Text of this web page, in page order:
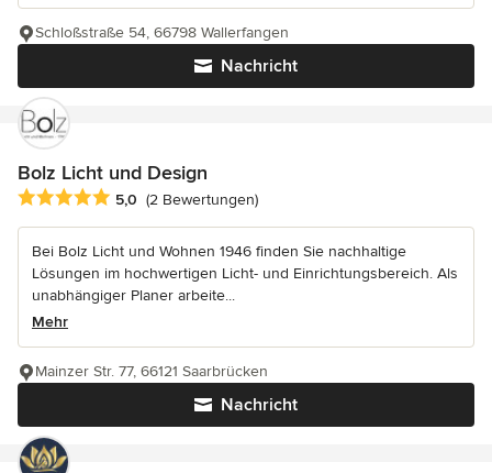
Nachricht
Schloßstraße 54, 66798 Wallerfangen
Bolz Licht und Design
Durchschnittliche Bewertung: 5 von 5 Sternen
5,0 (2 Bewertungen)
Bei Bolz Licht und Wohnen 1946 finden Sie nachhaltige
Lösungen im hochwertigen Licht- und Einrichtungsbereich. Als
unabhängiger Planer arbeite...
Mehr
Nachricht
Mainzer Str. 77, 66121 Saarbrücken